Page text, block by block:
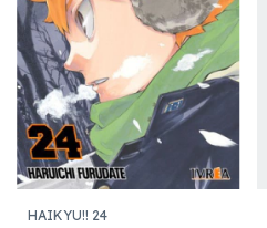
HAIKYU!! 24